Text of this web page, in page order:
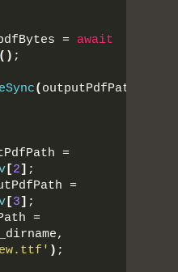
= await
( ) ;
( outputPdfPath,
=
[2] ;
=
[3] ;
=
) ;
Home
Portfolio
blog
Arduino
About